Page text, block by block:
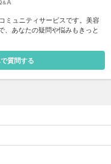
ミュニティサービスです。美容
、あなたの疑問や悩みもきっと
質問する